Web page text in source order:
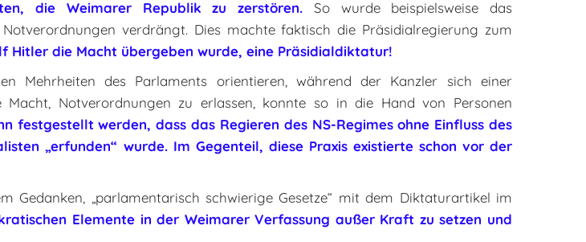
die Weimarer Republik zu zerstören. So wurde beispielsweise das
verdrängt. Dies machte faktisch die Präsidialregierung zum
Hitler die Macht übergeben wurde, eine Präsidialdiktatur!
Mehrheiten des Parlaments orientieren, während der Kanzler sich einer
Notverordnungen zu erlassen, konnte so in die Hand von Personen
festgestellt werden, dass das Regieren des NS-Regimes ohne Einfluss des
„erfunden“ wurde. Im Gegenteil, diese Praxis existierte schon vor der
Gedanken, „parlamentarisch schwierige Gesetze“ mit dem Diktaturartikel im
Elemente in der Weimarer Verfassung außer Kraft zu setzen und